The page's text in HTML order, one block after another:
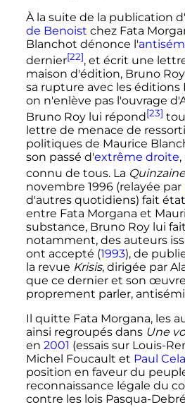
À la suite de la publication
de Benoist chez Fata
Blanchot dénonce l'
dernier[22], et écrit une
maison d'édition, Bruno
sa rupture avec les éditions
on n'enlève pas l'ouvrage
Bruno Roy lui répond[23]
lettre de menace de
politiques de Maurice
son passé d'extrême droite
connu de tous. La
novembre 1996(relayée par
d'autres quotidiens) fait
entre Fata Morgana et
substance, Bruno Roy lui
notamment, des auteurs
ont accepté (1993), de
la revue Krisis, dirigée par
que ce dernier et son
proprement parler,
Il quitte Fata Morgana, les
ainsi regroupés dans Une
en 2001 (essais sur Louis-
Michel Foucault et Paul
position en faveur du
reconnaissance légale du
contre les lois Pasqua-